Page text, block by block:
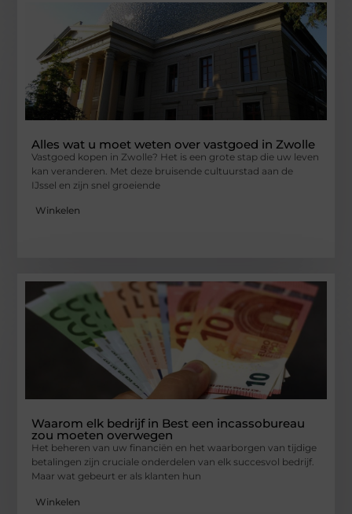
Alles wat u moet weten over vastgoed in Zwolle
Vastgoed kopen in Zwolle? Het is een grote stap die uw leven
kan veranderen. Met deze bruisende cultuurstad aan de
IJssel en zijn snel groeiende
Winkelen
Waarom elk bedrijf in Best een incassobureau
zou moeten overwegen
Het beheren van uw financiën en het waarborgen van tijdige
betalingen zijn cruciale onderdelen van elk succesvol bedrijf.
Maar wat gebeurt er als klanten hun
Winkelen